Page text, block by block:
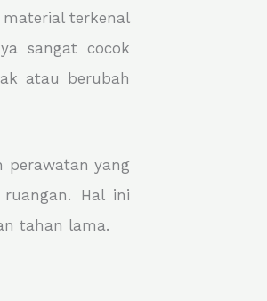
terkenal
sangat cocok
atau berubah
perawatan yang
Hal ini
tahan lama.